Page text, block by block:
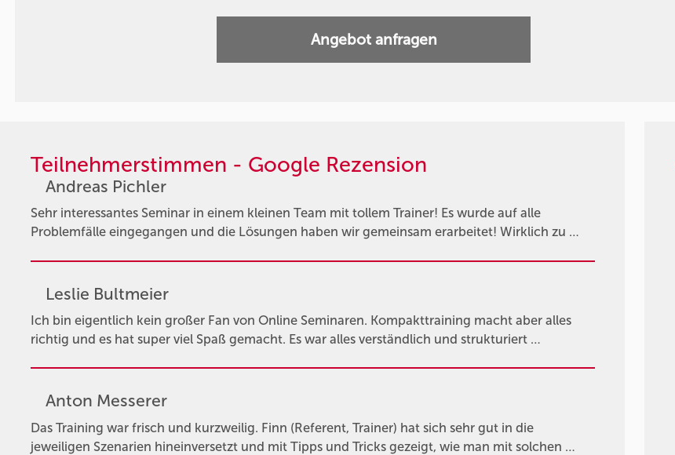
Angebot anfragen
Teilnehmerstimmen - Google Rezension
Andreas Pichler
Sehr interessantes Seminar in einem kleinen Team mit tollem Trainer! Es wurde auf alle
Problemfälle eingegangen und die Lösungen haben wir gemeinsam erarbeitet! Wirklich zu …
Leslie Bultmeier
Ich bin eigentlich kein großer Fan von Online Seminaren. Kompakttraining macht aber alles
richtig und es hat super viel Spaß gemacht. Es war alles verständlich und strukturiert …
Anton Messerer
Das Training war frisch und kurzweilig. Finn (Referent, Trainer) hat sich sehr gut in die
jeweiligen Szenarien hineinversetzt und mit Tipps und Tricks gezeigt, wie man mit solchen …